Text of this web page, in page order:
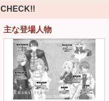
CHECK!!
主な登場人物